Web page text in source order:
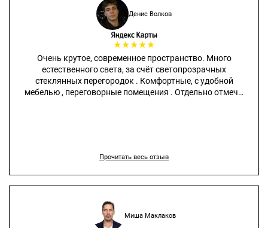
Денис Волков
★★★★★
Очень крутое, современное пространство. Много
естественного света, за счёт светопрозрачных
стеклянных перегородок . Комфортные, с удобной
мебелью , переговорные помещения . Отдельно отмечу,
Прочитать весь отзыв
Миша Маклаков